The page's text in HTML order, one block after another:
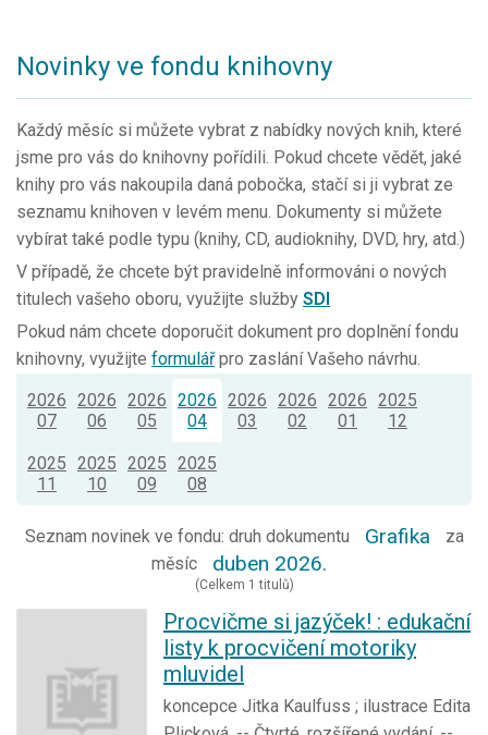
Novinky ve fondu knihovny
Každý měsíc si můžete vybrat z nabídky nových knih, které
jsme pro vás do knihovny pořídili. Pokud chcete vědět, jaké
knihy pro vás nakoupila daná pobočka, stačí si ji vybrat ze
seznamu knihoven v levém menu. Dokumenty si můžete
vybírat také podle typu (knihy, CD, audioknihy, DVD, hry, atd.)
V případě, že chcete být pravidelně informováni o nových
titulech vašeho oboru, využijte služby SDI
Pokud nám chcete doporučit dokument pro doplnění fondu
knihovny, využijte formulářpro zaslání Vašeho návrhu.
2026
07
2026
06
2026
05
2026
04
2026
03
2026
02
2026
01
2025
12
2025
11
2025
10
2025
09
2025
08
Seznam novinek ve fondu: druh dokumentu Grafika
za
měsíc
duben 2026.
(Celkem 1 titulů)
Procvičme si jazýček! : edukační
listy k procvičení motoriky
mluvidel
koncepce Jitka Kaulfuss ; ilustrace Edita